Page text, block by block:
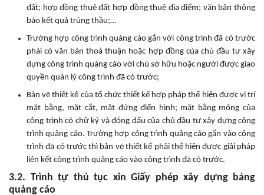
đất; hợp đồng thuê đất hợp đồng thuê địa điểm; văn bản thông
báo kết quả trúng thầu;…
Trường hợp công trình quảng cáo gắn với công trình đã có trước
phải có văn bản thoả thuận hoặc hợp đồng của chủ đầu tư xây
dựng công trình quảng cáo với chủ sở hữu hoặc người được giao
quyền quản lý công trình đã có trước;
Bản vẽ thiết kế của tổ chức thiết kế hợp pháp thể hiện được vị trí
mặt bằng, mặt cắt, mặt đứng điển hình; mặt bằng móng của
công trình có chữ ký và đóng dấu của chủ đầu tư xây dựng công
trình quảng cáo. Trường hợp công trình quảng cáo gắn vào công
trình đã có trước thì bản vẽ thiết kế phải thể hiện được giải pháp
liên kết công trình quảng cáo vào công trình đã có trước.
3.2. Trình tự thủ tục xin Giấy phép xây dựng bảng
quảng cáo